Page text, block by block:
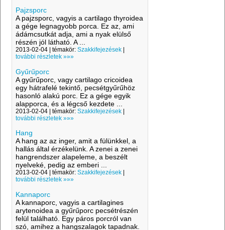
Pajzsporc
A pajzsporc, vagyis a cartilago thyroidea
a gége legnagyobb porca. Ez az, ami
ádámcsutkát adja, ami a nyak elülső
részén jól látható. A ...
2013-02-04 | témakör: Szakkifejezések|
további részletek »»»
Gyűrűporc
A gyűrűporc, vagy cartilago cricoidea
egy hátrafelé tekintő, pecsétgyűrűhöz
hasonló alakú porc. Ez a gége egyik
alapporca, és a légcső kezdete ...
2013-02-04 | témakör: Szakkifejezések|
további részletek »»»
Hang
A hang az az inger, amit a fülünkkel, a
hallás által érzékelünk. A zenei a zenei
hangrendszer alapeleme, a beszélt
nyelveké, pedig az emberi ...
2013-02-04 | témakör: Szakkifejezések|
további részletek »»»
Kannaporc
A kannaporc, vagyis a cartilagines
arytenoidea a gyűrűporc pecsétrészén
felül található. Egy páros porcról van
szó, amihez a hangszalagok tapadnak.